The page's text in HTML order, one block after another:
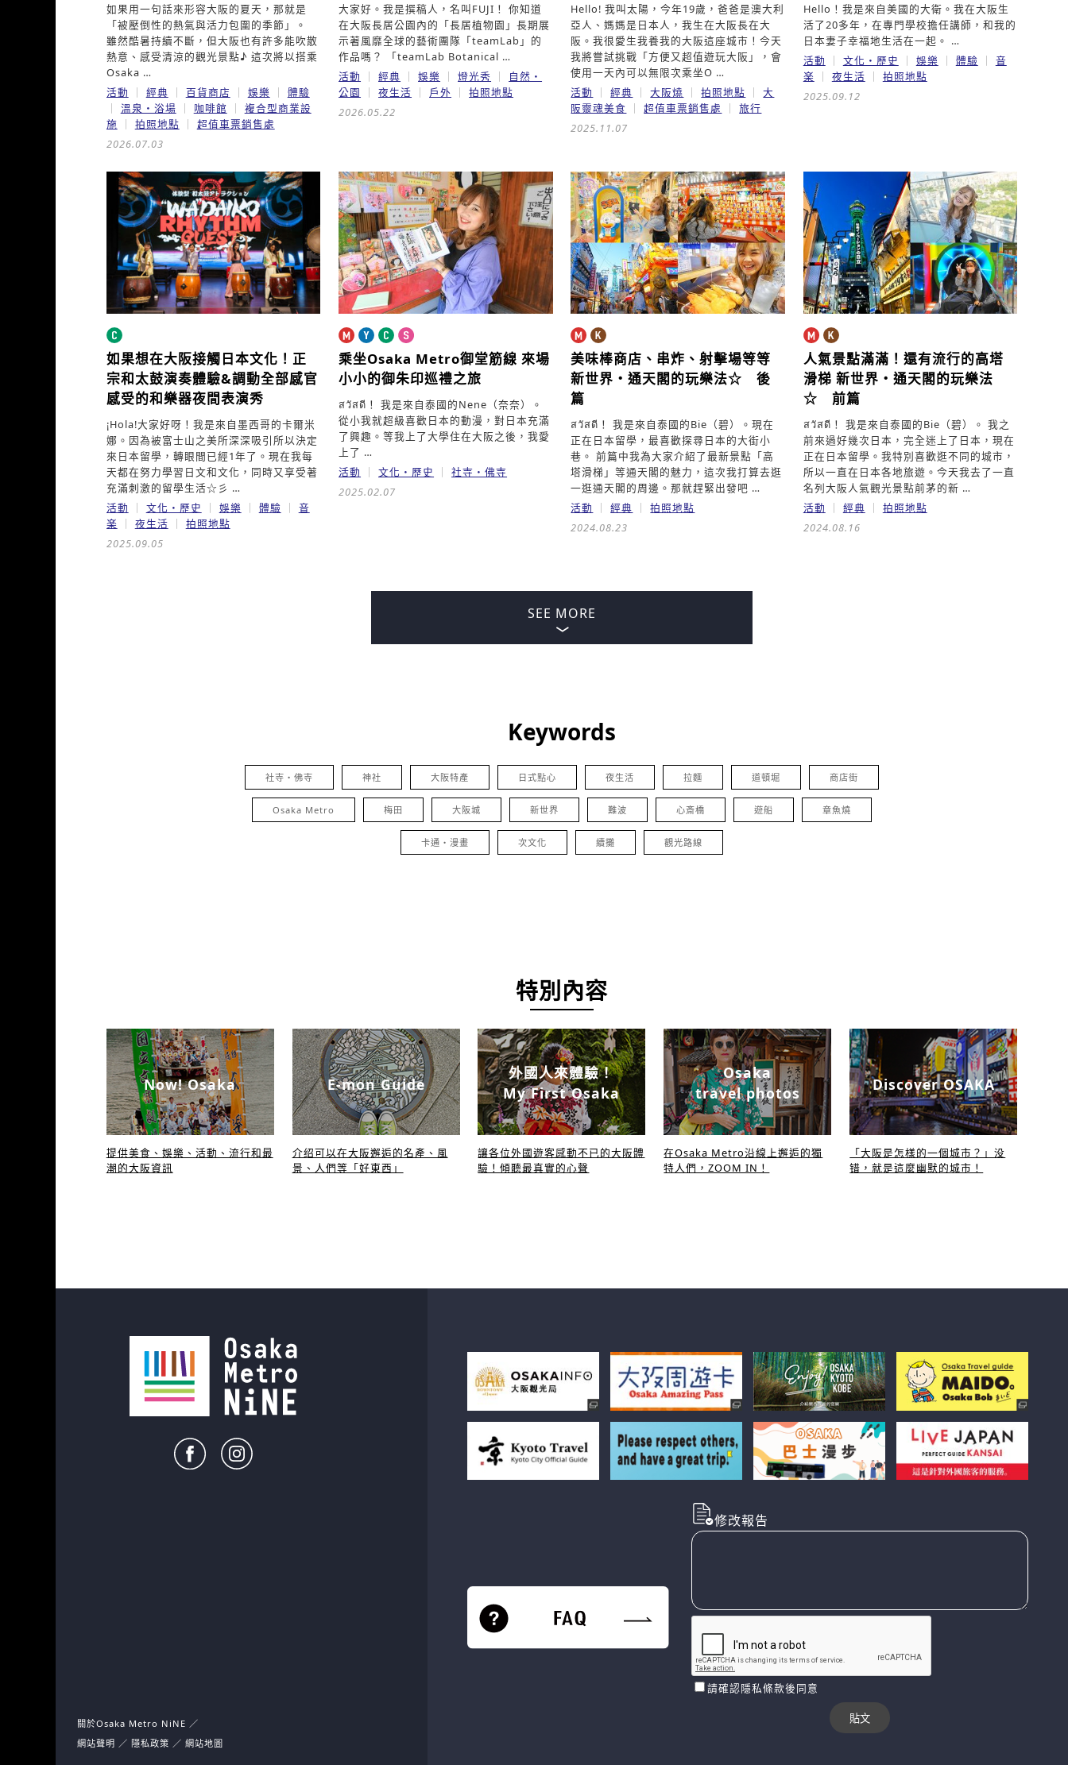
如果用一句話來形容大阪的夏天，那就是
「被壓倒性的熱氣與活力包圍的季節」。
雖然酷暑持續不斷，但大阪也有許多能吹散
熱意、感受清涼的觀光景點♪ 這次將以搭乘
Osaka …
活動
經典 百貨商店 娛樂
體驗
溫泉・浴場
咖啡館
複合型商業設
施
拍照地點
超值車票銷售處
2026.07.03
大家好。我是撰稿人，名叫FUJI！ 你知道
在大阪長居公園內的「長居植物園」長期展
示著風靡全球的藝術團隊「teamLab」的
作品嗎？ 「teamLab Botanical …
活動
經典 娛樂 燈光秀
自然・
公園
夜生活 戶外
拍照地點
2026.05.22
Hello! 我叫太陽，今年19歲，爸爸是澳大利
亞人、媽媽是日本人，我生在大阪長在大
阪。我很愛生我養我的大阪這座城市！今天
我將嘗試挑戰「方便又超值遊玩大阪」，會
使用一天內可以無限次乘坐O …
活動
經典 大阪燒 拍照地點
大
阪靈魂美食
超值車票銷售處
旅行
2025.11.07
Hello！我是來自美國的大衛。我在大阪生
活了20多年，在專門學校擔任講師，和我的
日本妻子幸福地生活在一起。 …
活動
文化・歷史 娛樂 體驗
音
楽
夜生活
拍照地點
2025.09.12
如果想在大阪接觸日本文化！ 正
宗和太鼓演奏體驗&調動全部感官
感受的和樂器夜間表演秀
¡Hola!大家好呀！我是來自墨西哥的卡爾米
娜。因為被富士山之美所深深吸引所以決定
來日本留學，轉眼間已經1年了。現在我每
天都在努力學習日文和文化，同時又享受著
充滿刺激的留學生活☆彡 …
活動
文化・歷史 娛樂 體驗
音
楽
夜生活
拍照地點
2025.09.05
乘坐Osaka Metro御堂筋線來場
小小的御朱印巡禮之旅
สวัสดี！ 我是來自泰國的Nene（奈奈）。
從小我就超級喜歡日本的動漫，對日本充滿
了興趣。等我上了大學住在大阪之後，我愛
上了 …
活動
文化・歷史
社寺・佛寺
2025.02.07
美味棒商店、串炸、射擊場等等
新世界・通天閣的玩樂法☆ 後
篇
สวัสดี！ 我是來自泰國的Bie（碧）。現在
正在日本留學，最喜歡探尋日本的大街小
巷。 前篇中我為大家介紹了最新景點「高
塔滑梯」等通天閣的魅力，這次我打算去逛
一逛通天閣的周邊。那就趕緊出發吧 …
活動
經典
拍照地點
2024.08.23
人氣景點滿滿！還有流行的高塔
滑梯 新世界・通天閣的玩樂法
☆ 前篇
สวัสดี！ 我是來自泰國的Bie（碧）。 我之
前來過好幾次日本，完全迷上了日本，現在
正在日本留學。我特別喜歡逛不同的城市，
所以一直在日本各地旅遊。今天我去了一直
名列大阪人氣觀光景點前茅的新 …
活動
經典
拍照地點
2024.08.16
SEE MORE
Keywords
社寺・佛寺 神社 大阪特產 日式點心 夜生活 拉麵 道頓堀 商店街
Osaka Metro 梅田 大阪城 新世界 難波 心斎橋 遊船 章魚燒
卡通・漫畫 次文化 續攤 觀光路線
特別內容
Now! Osaka
提供美食、娛樂、活動、流行和最
潮的大阪資訊
E-mon Guide
介绍可以在大阪邂逅的名產、風
景、人們等「好東西」
外國人來體驗！
My First Osaka
讓各位外國遊客感動不已的大阪體
驗！傾聽最真實的心聲
Osaka
travel photos
在Osaka Metro沿線上邂逅的獨
特人們，ZOOM IN！
Discover OSAKA
「大阪是怎樣的一個城市？」没
错，就是這麼幽默的城市！
修改報告
請確認隱私條款後同意
關於Osaka Metro NiNE
網站聲明
隱私政策 網站地圖